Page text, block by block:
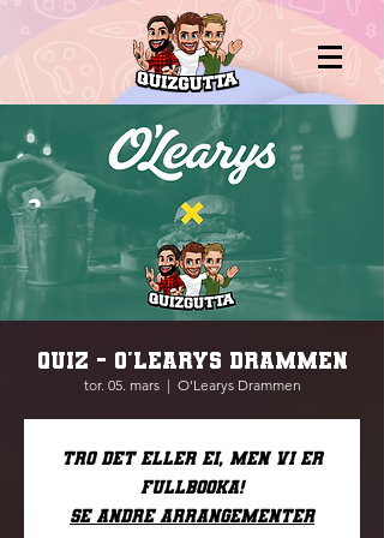
QUIZ - O'LEARYS DRAMMEN
tor. 05. mars
  |
O'Learys Drammen
Tro det eller ei, men vi er
fullbooka!
Se andre arrangementer